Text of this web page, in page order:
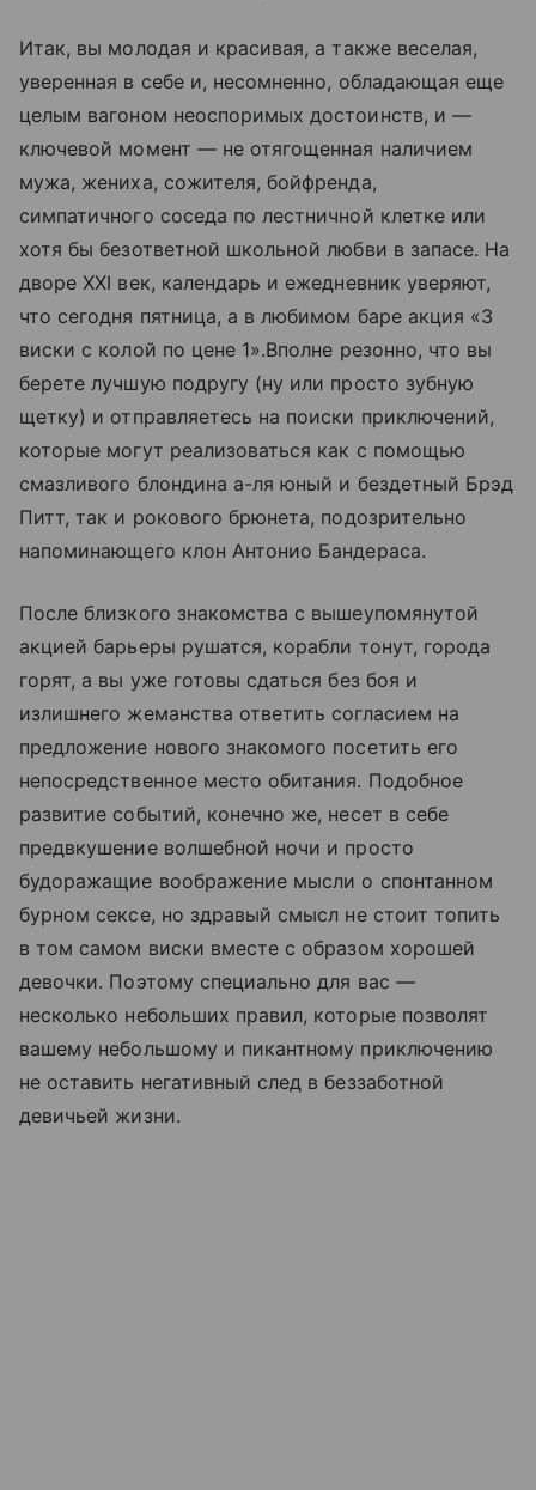
Итак, вы молодая и красивая, а также веселая,
уверенная в себе и, несомненно, обладающая еще
целым вагоном неоспоримых достоинств, и —
ключевой момент — не отягощенная наличием
мужа, жениха, сожителя, бойфренда,
симпатичного соседа по лестничной клетке или
хотя бы безответной школьной любви в запасе. На
дворе XXI век, календарь и ежедневник уверяют,
что сегодня пятница, а в любимом баре акция «3
виски с колой по цене 1».Вполне резонно, что вы
берете лучшую подругу (ну или просто зубную
щетку) и отправляетесь на поиски приключений,
которые могут реализоваться как с помощью
смазливого блондина а-ля юный и бездетный Брэд
Питт, так и рокового брюнета, подозрительно
напоминающего клон Антонио Бандераса.
После близкого знакомства с вышеупомянутой
акцией барьеры рушатся, корабли тонут, города
горят, а вы уже готовы сдаться без боя и
излишнего жеманства ответить согласием на
предложение нового знакомого посетить его
непосредственное место обитания. Подобное
развитие событий, конечно же, несет в себе
предвкушение волшебной ночи и просто
будоражащие воображение мысли о спонтанном
бурном сексе, но здравый смысл не стоит топить
в том самом виски вместе с образом хорошей
девочки. Поэтому специально для вас —
несколько небольших правил, которые позволят
вашему небольшому и пикантному приключению
не оставить негативный след в беззаботной
девичьей жизни.